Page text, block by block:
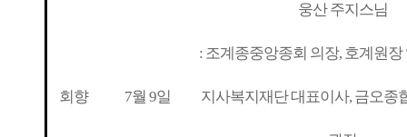
회향 7월 9일
웅산 주지스님
: 조계종중앙종회 의장, 호계원장
지사복지재단 대표이사, 금오종